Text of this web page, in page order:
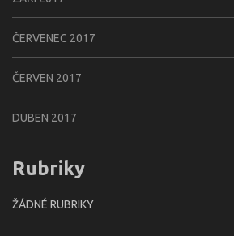
ČERVENEC 2017
ČERVEN 2017
DUBEN 2017
Rubriky
ŽÁDNÉ RUBRIKY